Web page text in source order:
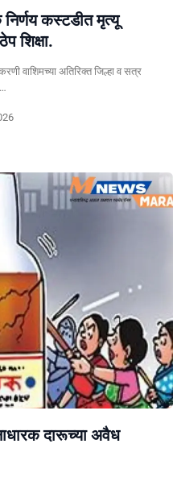
निर्णय कस्टडीत मृत्यू
शिक्षा.
वाशिमच्या अतिरिक्त जिल्हा व सत्र
दारूच्या अवैध